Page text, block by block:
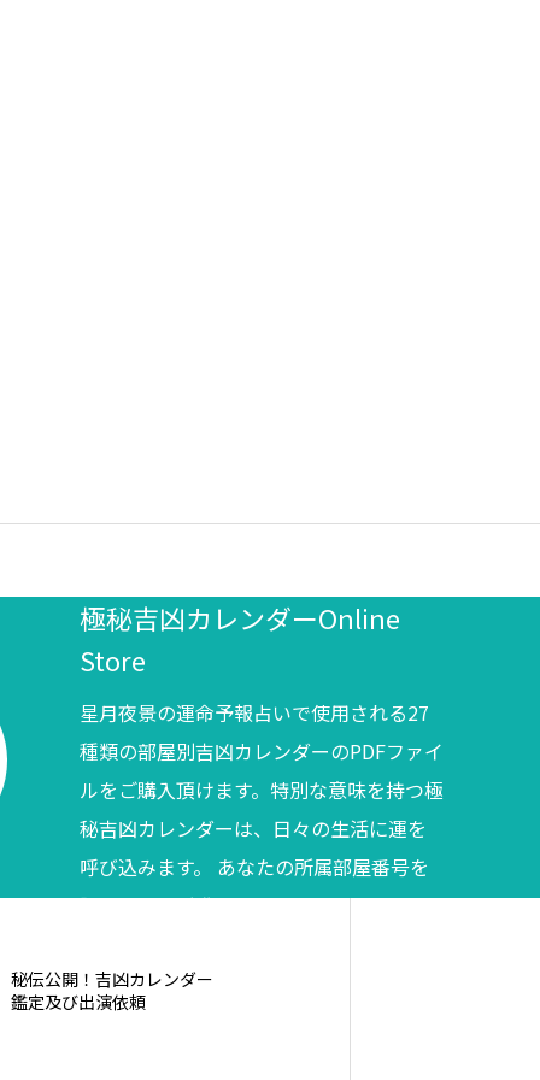
極秘吉凶カレンダーOnline
Store
星月夜景の運命予報占いで使用される27
種類の部屋別吉凶カレンダーのPDFファイ
ルをご購入頂けます。特別な意味を持つ極
秘吉凶カレンダーは、日々の生活に運を
呼び込みます。 あなたの所属部屋番号を
調べてからご購入ください。
秘伝公開！吉凶カレンダー
鑑定及び出演依頼